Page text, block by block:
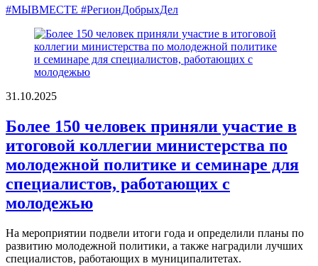
#МЫВМЕСТЕ #РегионДобрыхДел
31.10.2025
Более 150 человек приняли участие в
итоговой коллегии министерства по
молодежной политике и семинаре для
специалистов, работающих с
молодежью
На мероприятии подвели итоги года и определили планы по
развитию молодежной политики, а также наградили лучших
специалистов, работающих в муниципалитетах.